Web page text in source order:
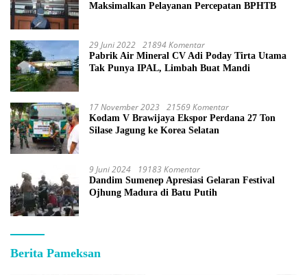
Maksimalkan Pelayanan Percepatan BPHTB
29 Juni 2022 21894 Komentar
Pabrik Air Mineral CV Adi Poday Tirta Utama
Tak Punya IPAL, Limbah Buat Mandi
17 November 2023 21569 Komentar
Kodam V Brawijaya Ekspor Perdana 27 Ton
Silase Jagung ke Korea Selatan
9 Juni 2024 19183 Komentar
Dandim Sumenep Apresiasi Gelaran Festival
Ojhung Madura di Batu Putih
Berita Pameksan